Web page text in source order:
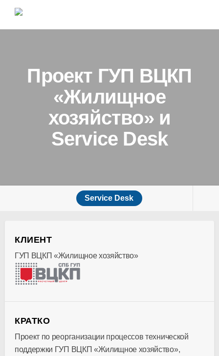
Проект ГУП ВЦКП
«Жилищное
хозяйство» и
Service Desk
Service Desk
КЛИЕНТ
ГУП ВЦКП «Жилищное хозяйство»
КРАТКО
Проект по реорганизации процессов технической
поддержки ГУП ВЦКП «Жилищное хозяйство»,